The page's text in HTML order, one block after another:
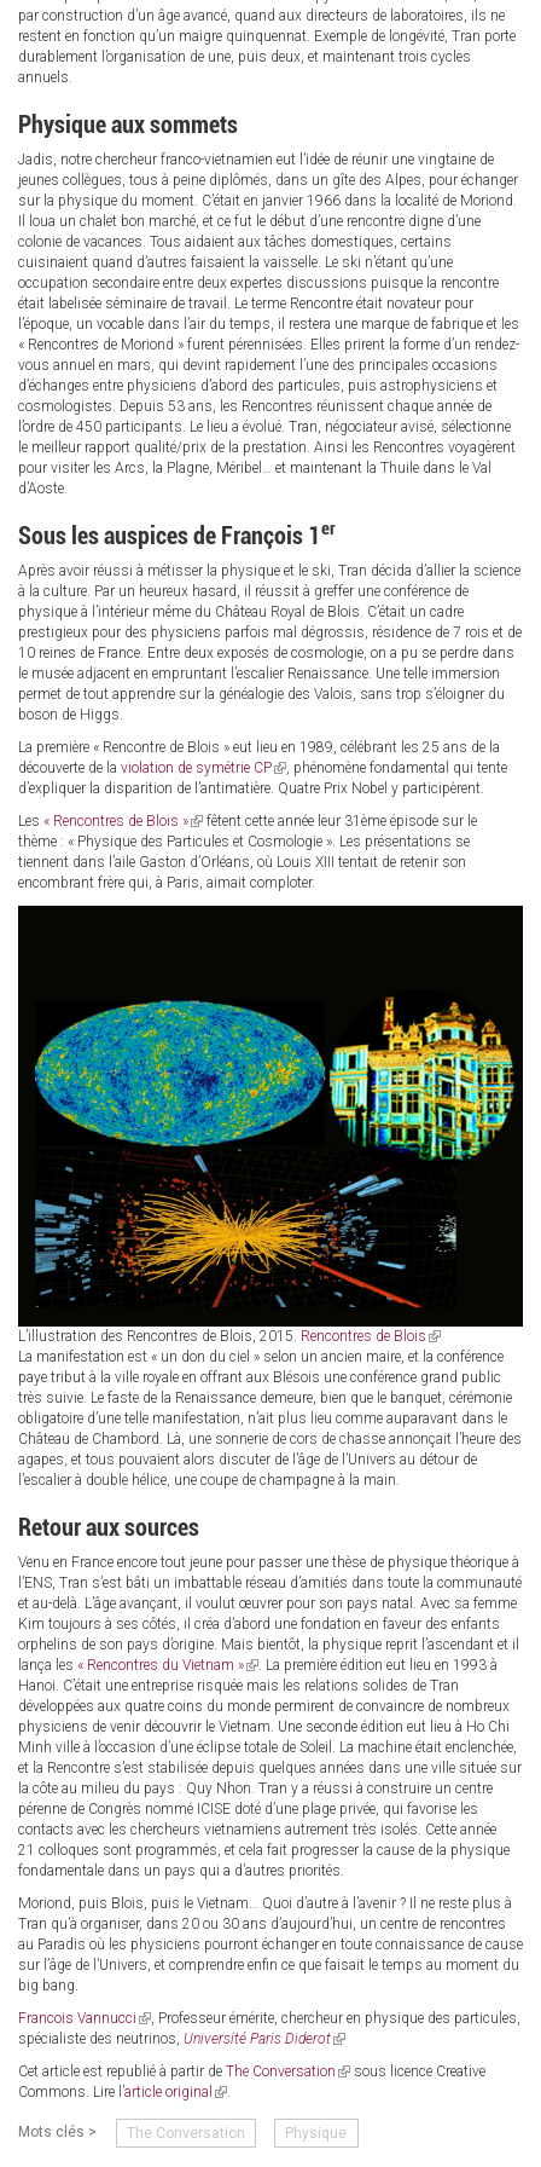
par construction d’un âge avancé, quand aux directeurs de laboratoires, ils ne
restent en fonction qu’un maigre quinquennat. Exemple de longévité, Tran porte
durablement l’organisation de une, puis deux, et maintenant trois cycles
annuels.
Physique aux sommets
Jadis, notre chercheur franco-vietnamien eut l’idée de réunir une vingtaine de
jeunes collègues, tous à peine diplômés, dans un gîte des Alpes, pour échanger
sur la physique du moment. C’était en janvier 1966 dans la localité de Moriond.
Il loua un chalet bon marché, et ce fut le début d’une rencontre digne d’une
colonie de vacances. Tous aidaient aux tâches domestiques, certains
cuisinaient quand d’autres faisaient la vaisselle. Le ski n’étant qu’une
occupation secondaire entre deux expertes discussions puisque la rencontre
était labelisée séminaire de travail. Le terme Rencontre était novateur pour
l’époque, un vocable dans l’air du temps, il restera une marque de fabrique et les
« Rencontres de Moriond » furent pérennisées. Elles prirent la forme d’un rendez-
vous annuel en mars, qui devint rapidement l’une des principales occasions
d’échanges entre physiciens d’abord des particules, puis astrophysiciens et
cosmologistes. Depuis 53 ans, les Rencontres réunissent chaque année de
l’ordre de 450 participants. Le lieu a évolué. Tran, négociateur avisé, sélectionne
le meilleur rapport qualité/prix de la prestation. Ainsi les Rencontres voyagèrent
pour visiter les Arcs, la Plagne, Méribel… et maintenant la Thuile dans le Val
d’Aoste.
Sous les auspices de François 1 er
Après avoir réussi à métisser la physique et le ski, Tran décida d’allier la science
à la culture. Par un heureux hasard, il réussit à greffer une conférence de
physique à l’intérieur même du Château Royal de Blois. C’était un cadre
prestigieux pour des physiciens parfois mal dégrossis, résidence de 7 rois et de
10 reines de France. Entre deux exposés de cosmologie, on a pu se perdre dans
le musée adjacent en empruntant l’escalier Renaissance. Une telle immersion
permet de tout apprendre sur la généalogie des Valois, sans trop s’éloigner du
boson de Higgs.
La première « Rencontre de Blois » eut lieu en 1989, célébrant les 25 ans de la
découverte de la violation de symétrie CP(link
is
, phénomène fondamental qui tente
d’expliquer la disparition de l’antimatière. Quatre Prix Nobel y participèrent.
Les « Rencontres de Blois »(link
is
external)
fêtent cette année leur 31ème épisode sur le
thème : « Physique des Particules et Cosmologie ». Les présentations se
tiennent dans l’aile Gaston d’Orléans, où Louis XIII tentait de retenir son
encombrant frère qui, à Paris, aimait comploter.
L’illustration des Rencontres de Blois, 2015. Rencontres de Blois (link
is
external)
La manifestation est « un don du ciel » selon un ancien maire, et la conférence
paye tribut à la ville royale en offrant aux Blésois une conférence grand public
très suivie. Le faste de la Renaissance demeure, bien que le banquet, cérémonie
obligatoire d’une telle manifestation, n’ait plus lieu comme auparavant dans le
Château de Chambord. Là, une sonnerie de cors de chasse annonçait l’heure des
agapes, et tous pouvaient alors discuter de l’âge de l’Univers au détour de
l’escalier à double hélice, une coupe de champagne à la main.
Retour aux sources
Venu en France encore tout jeune pour passer une thèse de physique théorique à
l’ENS, Tran s’est bâti un imbattable réseau d’amitiés dans toute la communauté
et au-delà. L’âge avançant, il voulut œuvrer pour son pays natal. Avec sa femme
Kim toujours à ses côtés, il créa d’abord une fondation en faveur des enfants
orphelins de son pays d’origine. Mais bientôt, la physique reprit l’ascendant et il
lança les « Rencontres du Vietnam »(link
is
external)
. La première édition eut lieu en 1993 à
Hanoi. C’était une entreprise risquée mais les relations solides de Tran
développées aux quatre coins du monde permirent de convaincre de nombreux
physiciens de venir découvrir le Vietnam. Une seconde édition eut lieu à Ho Chi
Minh ville à l’occasion d’une éclipse totale de Soleil. La machine était enclenchée,
et la Rencontre s’est stabilisée depuis quelques années dans une ville située sur
la côte au milieu du pays : Quy Nhon. Tran y a réussi à construire un centre
pérenne de Congrès nommé ICISE doté d’une plage privée, qui favorise les
contacts avec les chercheurs vietnamiens autrement très isolés. Cette année
21 colloques sont programmés, et cela fait progresser la cause de la physique
fondamentale dans un pays qui a d’autres priorités.
Moriond, puis Blois, puis le Vietnam… Quoi d’autre à l’avenir ? Il ne reste plus à
Tran qu’à organiser, dans 20 ou 30 ans d’aujourd’hui, un centre de rencontres
au Paradis où les physiciens pourront échanger en toute connaissance de cause
sur l’âge de l’Univers, et comprendre enfin ce que faisait le temps au moment du
big bang.
Francois Vannucci (link
is
, Professeur émérite, chercheur en physique des particules,
spécialiste des neutrinos, Université Paris Diderot(link
external)
Cet article est republié à partir de The Conversation (linksous licence Creative
Commons. Lire l’article original (link
external)
.
Mots clés > The Conversation Physique